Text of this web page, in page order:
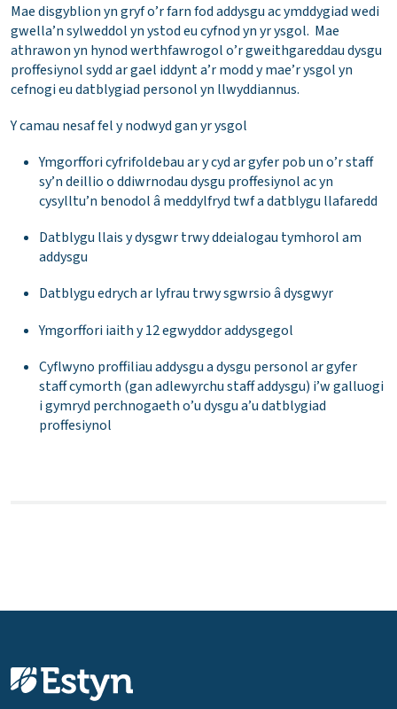
Mae disgyblion yn gryf o’r farn fod addysgu ac ymddygiad wedi
gwella’n sylweddol yn ystod eu cyfnod yn yr ysgol. Mae
athrawon yn hynod werthfawrogol o’r gweithgareddau dysgu
proffesiynol sydd ar gael iddynt a’r modd y mae’r ysgol yn
cefnogi eu datblygiad personol yn llwyddiannus.
Y camau nesaf fel y nodwyd gan yr ysgol
Ymgorffori cyfrifoldebau ar y cyd ar gyfer pob un o’r staff
sy’n deillio o ddiwrnodau dysgu proffesiynol ac yn
cysylltu’n benodol â meddylfryd twf a datblygu llafaredd
Datblygu llais y dysgwr trwy ddeialogau tymhorol am
addysgu
Datblygu edrych ar lyfrau trwy sgwrsio â dysgwyr
Ymgorffori iaith y 12 egwyddor addysgegol
Cyflwyno proffiliau addysgu a dysgu personol ar gyfer
staff cymorth (gan adlewyrchu staff addysgu) i’w galluogi
i gymryd perchnogaeth o’u dysgu a’u datblygiad
proffesiynol